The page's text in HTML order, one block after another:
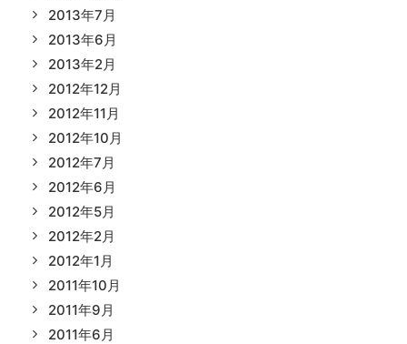
2013年7月
2013年6月
2013年2月
2012年12月
2012年11月
2012年10月
2012年7月
2012年6月
2012年5月
2012年2月
2012年1月
2011年10月
2011年9月
2011年6月